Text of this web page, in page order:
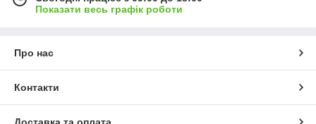
Показати весь графік роботи
Про нас
Контакти